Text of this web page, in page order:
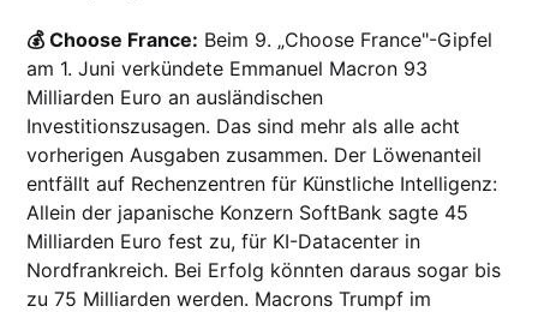
💰 Choose France: Beim 9. „Choose France"-Gipfel
am 1. Juni verkündete Emmanuel Macron 93
Milliarden Euro an ausländischen
Investitionszusagen. Das sind mehr als alle acht
vorherigen Ausgaben zusammen. Der Löwenanteil
entfällt auf Rechenzentren für Künstliche Intelligenz:
Allein der japanische Konzern SoftBank sagte 45
Milliarden Euro fest zu, für KI-Datacenter in
Nordfrankreich. Bei Erfolg könnten daraus sogar bis
zu 75 Milliarden werden. Macrons Trumpf im